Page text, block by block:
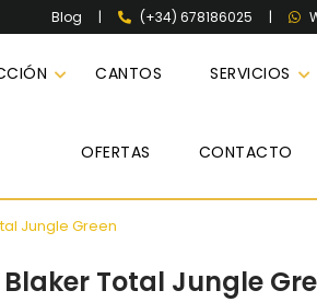
Blog | (+34) 678186025 |
CANTOS SERVICIOS
OFERTAS CONTACTO
Jungle Green
Blaker Total Jungle